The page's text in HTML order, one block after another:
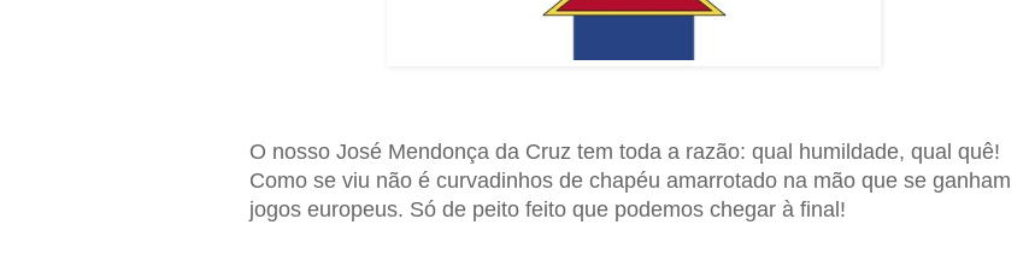
O nosso José Mendonça da Cruz tem toda a razão: qual humildade, qual quê!
Como se viu não é curvadinhos de chapéu amarrotado na mão que se ganham
jogos europeus. Só de peito feito que podemos chegar à final!